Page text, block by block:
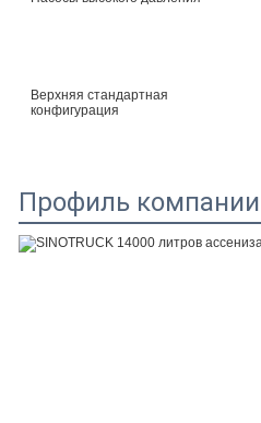
Верхняя стандартная
конфигурация
Профиль компании